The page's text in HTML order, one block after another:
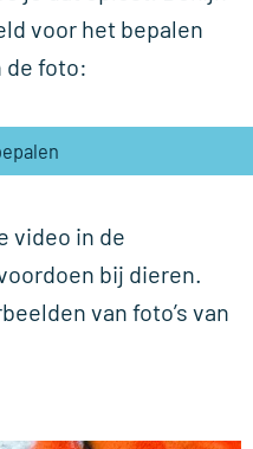
voor het bepalen
de foto:
video in de
bij dieren.
van foto’s van